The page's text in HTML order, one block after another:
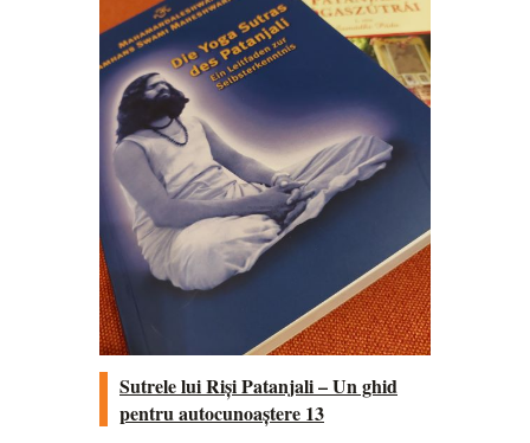
Sutrele lui Riși Patanjali – Un ghid
pentru autocunoaștere 13